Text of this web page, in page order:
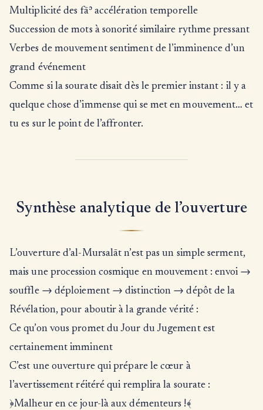
Multiplicité des fāʾ accélération temporelle
Succession de mots à sonorité similaire rythme pressant
Verbes de mouvement sentiment de l’imminence d’un
grand événement
Comme si la sourate disait dès le premier instant : il y a
quelque chose d’immense qui se met en mouvement… et
tu es sur le point de l’affronter.
Synthèse analytique de l’ouverture
L’ouverture d’al-Mursalāt n’est pas un simple serment,
mais une procession cosmique en mouvement : envoi →
souffle → déploiement → distinction → dépôt de la
Révélation, pour aboutir à la grande vérité :
Ce qu’on vous promet du Jour du Jugement est
certainement imminent
C’est une ouverture qui prépare le cœur à
l’avertissement réitéré qui remplira la sourate :
﴿Malheur en ce jour-là aux démenteurs !﴾